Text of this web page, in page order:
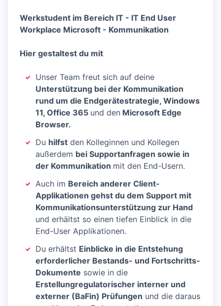
Werkstudent im Bereich IT - IT End User
Workplace Microsoft - Kommunikation
Hier gestaltest du mit
Unser Team freut sich auf deine
Unterstützung bei der Kommunikation
rund um die Endgerätestrategie, Windows
11, Office 365 und den Microsoft Edge
Browser.
Du hilfst den Kolleginnen und Kollegen
außerdem bei Supportanfragen sowie in
der Kommunikation mit den End-Usern.
Auch im Bereich anderer Client-
Applikationen gehst du dem Support mit
Kommunikationsunterstützung zur Hand
und erhältst so einen tiefen Einblick in die
End-User Applikationen.
Du erhältst Einblicke in die Entstehung
erforderlicher Bestands- und Fortschritts-
Dokumente sowie in die
Erstellungregulatorischer interner und
externer (BaFin) Prüfungen und die daraus